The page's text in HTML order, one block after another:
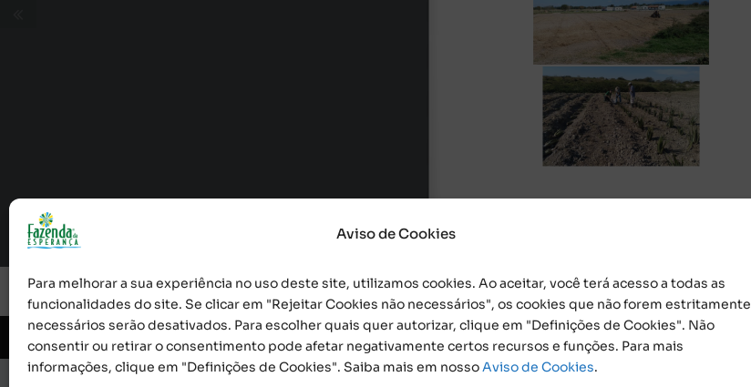
Aviso de Cookies
Para melhorar a sua experiência no uso deste site, utilizamos cookies. Ao aceitar, você terá acesso a todas as
funcionalidades do site. Se clicar em "Rejeitar Cookies não necessários", os cookies que não forem estritamente
necessários serão desativados. Para escolher quais quer autorizar, clique em "Definições de Cookies". Não
consentir ou retirar o consentimento pode afetar negativamente certos recursos e funções. Para mais
informações, clique em "Definições de Cookies". Saiba mais em nossoAviso de Cookies.
© 2026 Obra Social Nossa Senhora da Gloria - Fazenda da Esperança. CNPJ: 48555775000150 |